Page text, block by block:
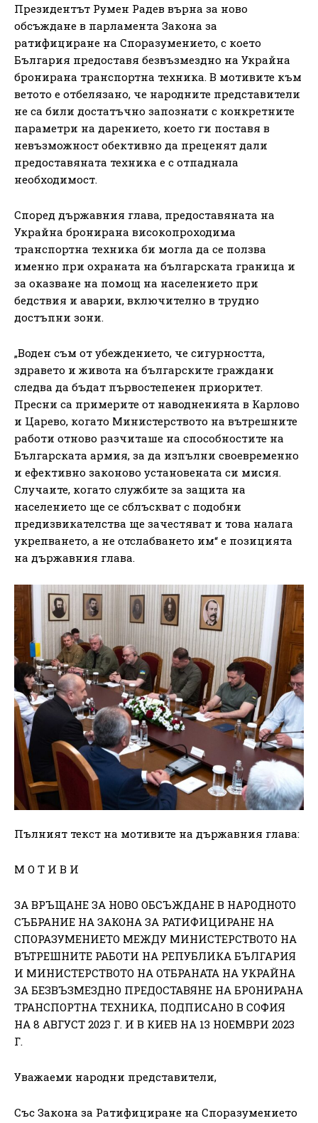
Президентът Румен Радев върна за ново
обсъждане в парламента Закона за
ратифициране на Споразумението, с което
България предоставя безвъзмездно на Украйна
бронирана транспортна техника. В мотивите към
ветото е отбелязано, че народните представители
не са били достатъчно запознати с конкретните
параметри на дарението, което ги поставя в
невъзможност обективно да преценят дали
предоставяната техника е с отпаднала
необходимост.
Според държавния глава, предоставяната на
Украйна бронирана високопроходима
транспортна техника би могла да се ползва
именно при охраната на българската граница и
за оказване на помощ на населението при
бедствия и аварии, включително в трудно
достъпни зони.
„Воден съм от убеждението, че сигурността,
здравето и живота на българските граждани
следва да бъдат първостепенен приоритет.
Пресни са примерите от наводненията в Карлово
и Царево, когато Министерството на вътрешните
работи отново разчиташе на способностите на
Българската армия, за да изпълни своевременно
и ефективно законово установената си мисия.
Случаите, когато службите за защита на
населението ще се сблъскват с подобни
предизвикателства ще зачестяват и това налага
укрепването, а не отслабването им“ е позицията
на държавния глава.
Пълният текст на мотивите на държавния глава:
М О Т И В И
ЗА ВРЪЩАНЕ ЗА НОВО ОБСЪЖДАНЕ В НАРОДНОТО
СЪБРАНИЕ НА ЗАКОНА ЗА РАТИФИЦИРАНЕ НА
СПОРАЗУМЕНИЕТО МЕЖДУ МИНИСТЕРСТВОТО НА
ВЪТРЕШНИТЕ РАБОТИ НА РЕПУБЛИКА БЪЛГАРИЯ
И МИНИСТЕРСТВОТО НА ОТБРАНАТА НА УКРАЙНА
ЗА БЕЗВЪЗМЕЗДНО ПРЕДОСТАВЯНЕ НА БРОНИРАНА
ТРАНСПОРТНА ТЕХНИКА, ПОДПИСАНО В СОФИЯ
НА 8 АВГУСТ 2023 Г. И В КИЕВ НА 13 НОЕМВРИ 2023
Г.
Уважаеми народни представители,
Със Закона за Ратифициране на Споразумението